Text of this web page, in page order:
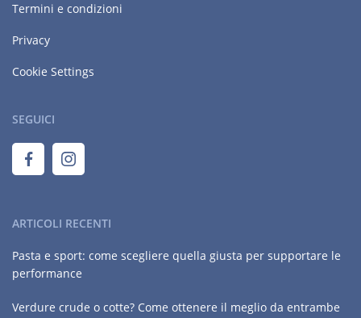
Termini e condizioni
Privacy
Cookie Settings
SEGUICI
ARTICOLI RECENTI
Pasta e sport: come scegliere quella giusta per supportare le
performance
Verdure crude o cotte? Come ottenere il meglio da entrambe